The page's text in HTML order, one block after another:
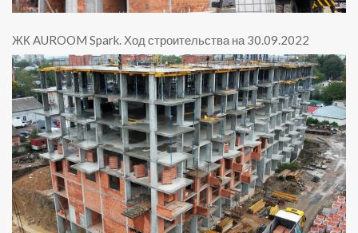
ЖК AUROOM Spark. Ход строительства на 30.09.2022